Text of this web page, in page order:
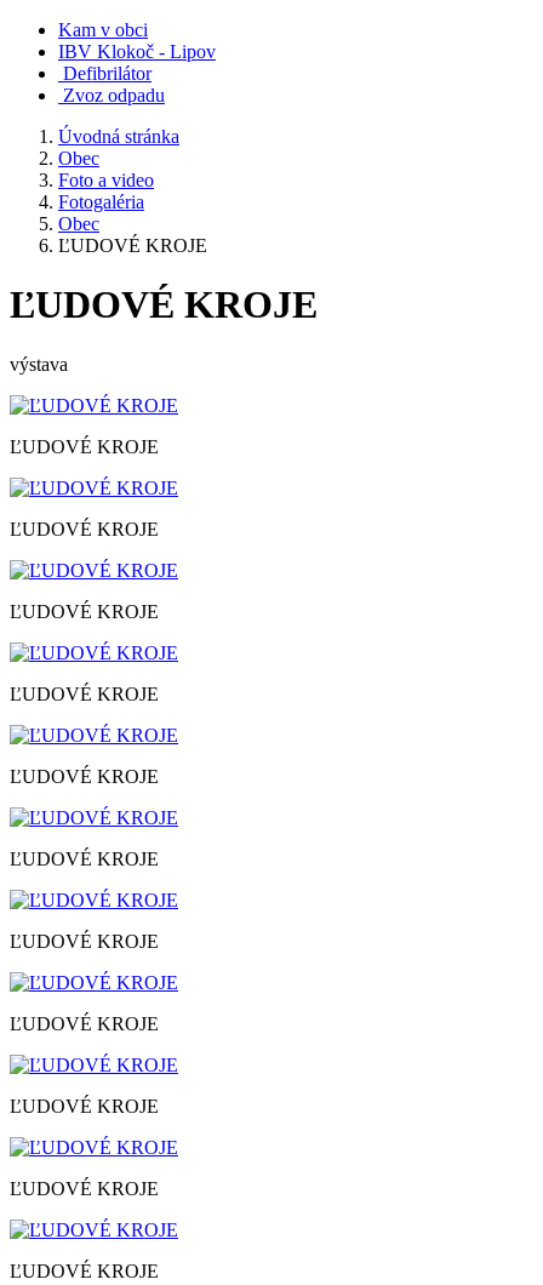
Kam v obci
IBV Klokoč - Lipov
Defibrilátor
Zvoz odpadu
Úvodná stránka
Obec
Foto a video
Fotogaléria
Obec
ĽUDOVÉ KROJE
ĽUDOVÉ KROJE
výstava
ĽUDOVÉ KROJE
ĽUDOVÉ KROJE
ĽUDOVÉ KROJE
ĽUDOVÉ KROJE
ĽUDOVÉ KROJE
ĽUDOVÉ KROJE
ĽUDOVÉ KROJE
ĽUDOVÉ KROJE
ĽUDOVÉ KROJE
ĽUDOVÉ KROJE
ĽUDOVÉ KROJE